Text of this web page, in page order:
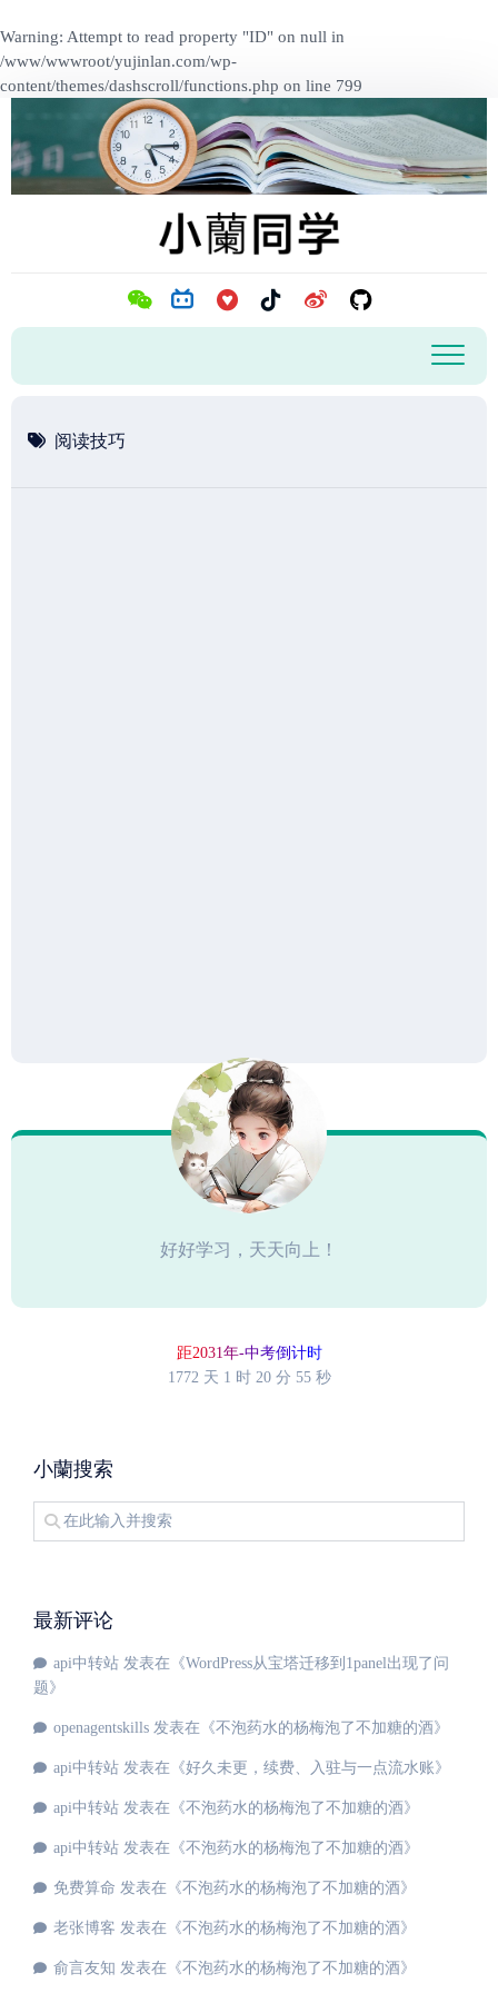
Warning: Attempt to read property "ID" on null in
/www/wwwroot/yujinlan.com/wp-
content/themes/dashscroll/functions.php on line 799
内
容
阅读技巧
好好学习，天天向上！
距2031年-中考倒 计时
1772 天 1 时 20 分 55 秒
小蘭搜索
最新评论
api中转站 发表在《WordPress从宝塔迁移到1panel出现了问
题》
openagentskills 发表在《不泡药水的杨梅泡了不加糖的酒》
api中转站 发表在《好久未更，续费、入驻与一点流水账》
api中转站 发表在《不泡药水的杨梅泡了不加糖的酒》
api中转站 发表在《不泡药水的杨梅泡了不加糖的酒》
免费算命 发表在《不泡药水的杨梅泡了不加糖的酒》
老张博客 发表在《不泡药水的杨梅泡了不加糖的酒》
俞言友知 发表在《不泡药水的杨梅泡了不加糖的酒》